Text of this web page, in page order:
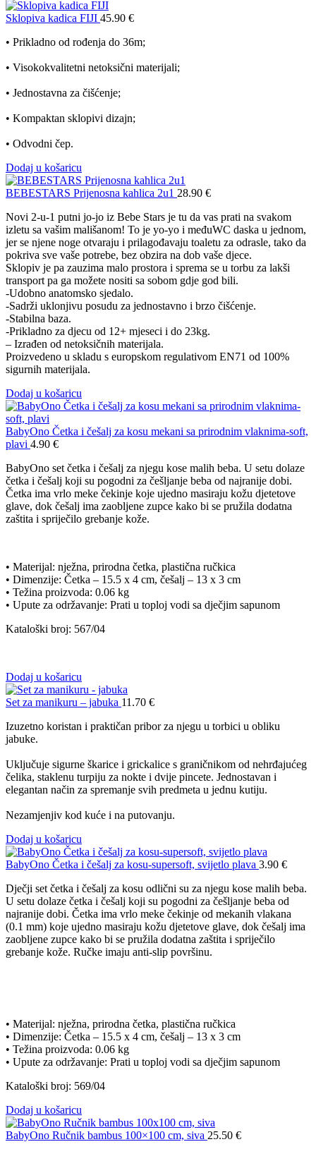
Sklopiva kadica FIJI 45.90 €
• Prikladno od rođenja do 36m;
• Visokokvalitetni netoksični materijali;
• Jednostavna za čišćenje;
• Kompaktan sklopivi dizajn;
• Odvodni čep.
Dodaj u košaricu
BEBESTARS Prijenosna kahlica 2u1 28.90 €
Novi 2-u-1 putni jo-jo iz Bebe Stars je tu da vas prati na svakom
izletu sa vašim mališanom! To je yo-yo i međuWC daska u jednom,
jer se njene noge otvaraju i prilagođavaju toaletu za odrasle, tako da
pokriva sve vaše potrebe, bez obzira na dob vaše djece.
Sklopiv je pa zauzima malo prostora i sprema se u torbu za lakši
transport pa ga možete nositi sa sobom gdje god bili.
-Udobno anatomsko sjedalo.
-Sadrži uklonjivu posudu za jednostavno i brzo čišćenje.
-Stabilna baza.
-Prikladno za djecu od 12+ mjeseci i do 23kg.
– Izrađen od netoksičnih materijala.
Proizvedeno u skladu s europskom regulativom EN71 od 100%
sigurnih materijala.
Dodaj u košaricu
BabyOno Četka i češalj za kosu mekani sa prirodnim vlaknima-soft,
plavi 4.90 €
BabyOno set četka i češalj za njegu kose malih beba. U setu dolaze
četka i češalj koji su pogodni za češljanje beba od najranije dobi.
Četka ima vrlo meke čekinje koje ujedno masiraju kožu djetetove
glave, dok češalj ima zaobljene zupce kako bi se pružila dodatna
zaštita i spriječilo grebanje kože.
• Materijal: nježna, prirodna četka, plastična ručkica
• Dimenzije: Četka – 15.5 x 4 cm, češalj – 13 x 3 cm
• Težina proizvoda: 0.06 kg
• Upute za održavanje: Prati u toploj vodi sa dječjim sapunom
Kataloški broj: 567/04
Dodaj u košaricu
Set za manikuru – jabuka 11.70 €
Izuzetno koristan i praktičan pribor za njegu u torbici u obliku
jabuke.
Uključuje sigurne škarice i grickalice s graničnikom od nehrđajućeg
čelika, staklenu turpiju za nokte i dvije pincete. Jednostavan i
elegantan način za spremanje svih predmeta u jednu kutiju.
Nezamjenjiv kod kuće i na putovanju.
Dodaj u košaricu
BabyOno Četka i češalj za kosu-supersoft, svijetlo plava 3.90 €
Dječji set četka i češalj za kosu odlični su za njegu kose malih beba.
U setu dolaze četka i češalj koji su pogodni za češljanje beba od
najranije dobi. Četka ima vrlo meke čekinje od mekanih vlakana
(0.1 mm) koje ujedno masiraju kožu djetetove glave, dok češalj ima
zaobljene zupce kako bi se pružila dodatna zaštita i spriječilo
grebanje kože. Ručke imaju anti-slip površinu.
• Materijal: nježna, prirodna četka, plastična ručkica
• Dimenzije: Četka – 15.5 x 4 cm, češalj – 13 x 3 cm
• Težina proizvoda: 0.06 kg
• Upute za održavanje: Prati u toploj vodi sa dječjim sapunom
Kataloški broj: 569/04
Dodaj u košaricu
BabyOno Ručnik bambus 100×100 cm, siva 25.50 €